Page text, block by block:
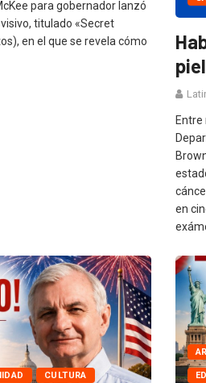
para gobernador lanzó
titulado «Secret
en el que se revela cómo
Entre
en
CULTURA